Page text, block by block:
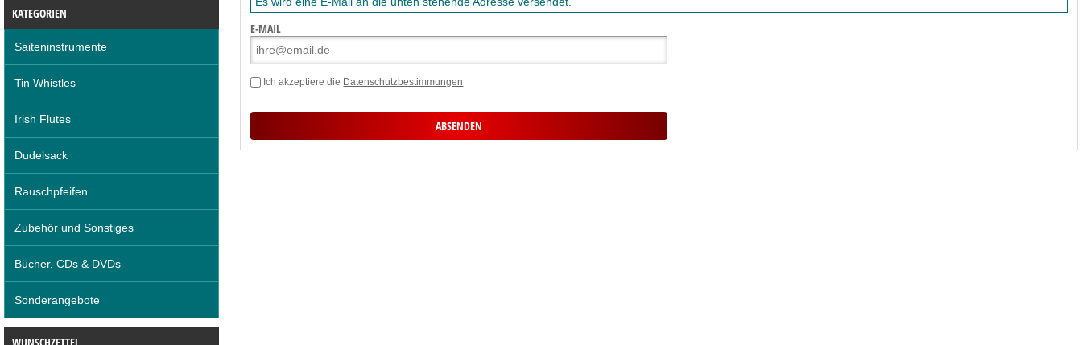
E-MAIL
Ich akzeptiere die Datenschutzbestimmungen
KATEGORIEN
Saiteninstrumente
Tin Whistles
Irish Flutes
Dudelsack
Rauschpfeifen
Zubehör und Sonstiges
Bücher, CDs & DVDs
Sonderangebote